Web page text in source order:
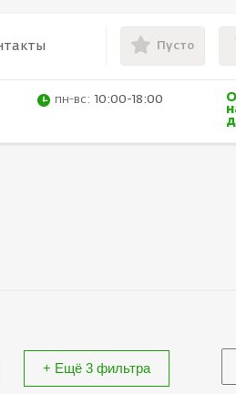
Пусто
пн-вс: 10:00-18:00
+ Ещё 3 фильтра